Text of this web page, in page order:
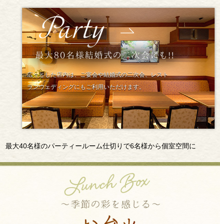
広々とした店内は、ご宴会や結婚式の二次会、レスト
ランウェディングにもご利用いただけます。
最大40名様のパーティールーム仕切りで6名様から個室空間に